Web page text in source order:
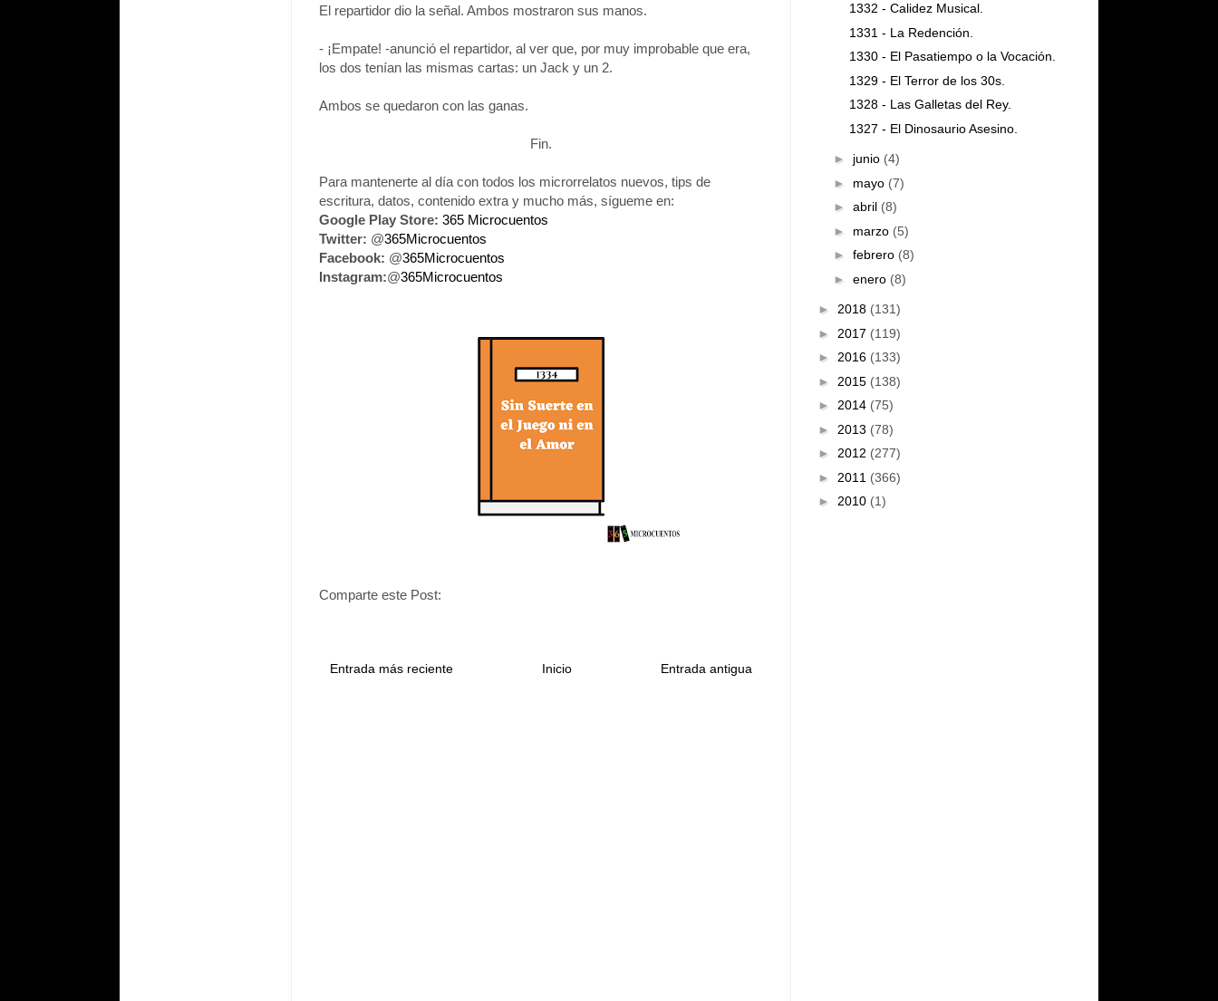
El repartidor dio la señal. Ambos mostraron sus manos.
- ¡Empate! -anunció el repartidor, al ver que, por muy improbable que era,
los dos tenían las mismas cartas: un Jack y un 2.
Ambos se quedaron con las ganas.
Fin.
Para mantenerte al día con todos los microrrelatos nuevos, tips de
escritura, datos, contenido extra y mucho más, sígueme en:
Google Play Store: 365 Microcuentos
Twitter: @365Microcuentos
Facebook: @365Microcuentos
Instagram:@365Microcuentos
Comparte este Post:
Entrada más reciente Entrada antigua
Inicio
1332 - Calidez Musical.
1331 - La Redención.
1330 - El Pasatiempo o la Vocación.
1329 - El Terror de los 30s.
1328 - Las Galletas del Rey.
1327 - El Dinosaurio Asesino.
► junio (4)
► mayo (7)
► abril (8)
► marzo (5)
► febrero (8)
► enero (8)
► 2018 (131)
► 2017 (119)
► 2016 (133)
► 2015 (138)
► 2014 (75)
► 2013 (78)
► 2012 (277)
► 2011 (366)
► 2010 (1)